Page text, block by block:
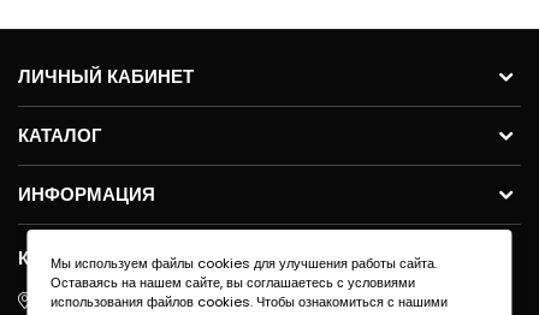
ЛИЧНЫЙ КАБИНЕТ
КАТАЛОГ
ИНФОРМАЦИЯ
КОНТАКТЫ
ул.Молодогвардейская 59с11, 121351, г. Москва
Мы используем файлы cookies для улучшения работы сайта.
Оставаясь на нашем сайте, вы соглашаетесь с условиями
использования файлов cookies. Чтобы ознакомиться с нашими